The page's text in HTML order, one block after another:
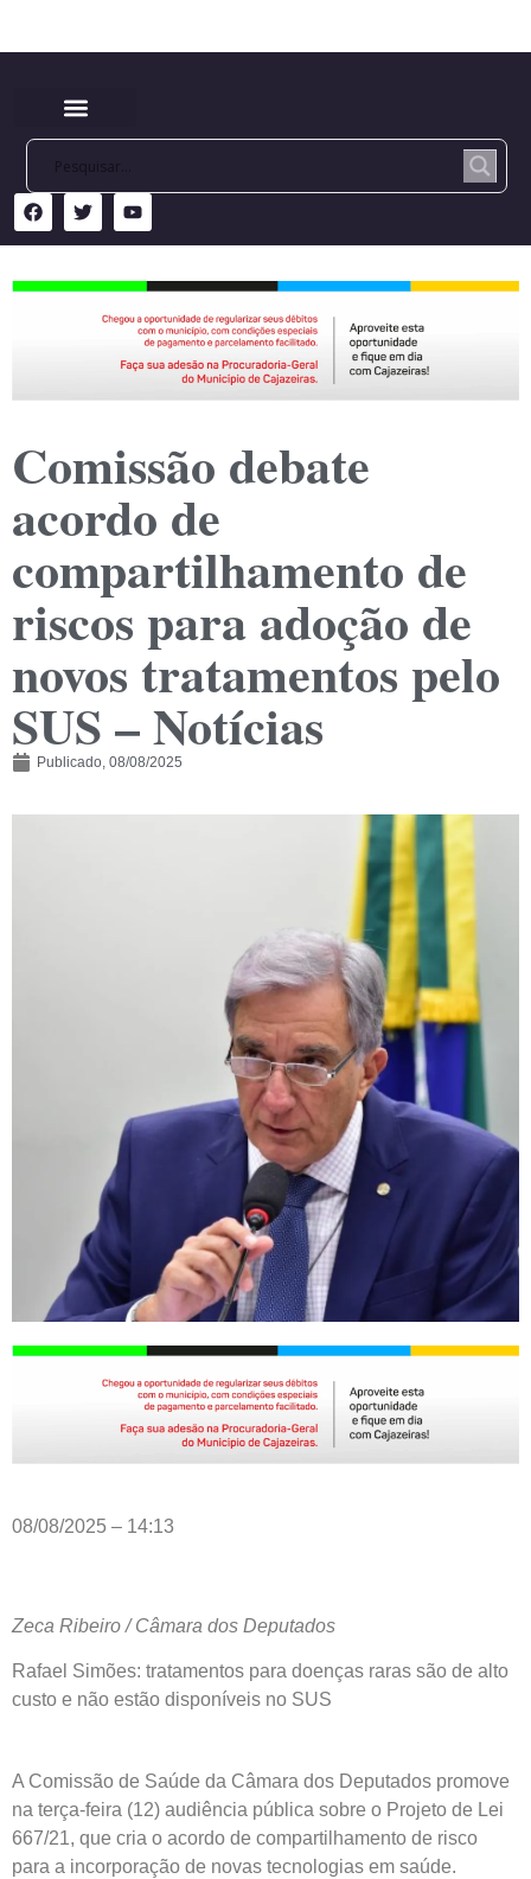
Comissão debate
acordo de
compartilhamento de
riscos para adoção de
novos tratamentos pelo
SUS – Notícias
Publicado, 08/08/2025
08/08/2025 – 14:13
Zeca Ribeiro / Câmara dos Deputados
Rafael Simões: tratamentos para doenças raras são de alto
custo e não estão disponíveis no SUS
A Comissão de Saúde da Câmara dos Deputados promove
na terça-feira (12) audiência pública sobre o Projeto de Lei
667/21, que cria o acordo de compartilhamento de risco
para a incorporação de novas tecnologias em saúde.